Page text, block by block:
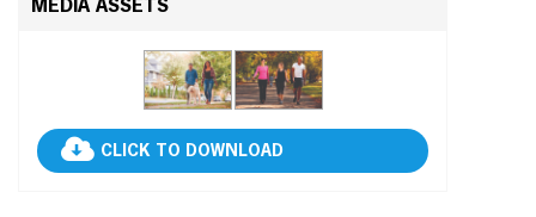
MEDIA ASSETS
CLICK TO DOWNLOAD